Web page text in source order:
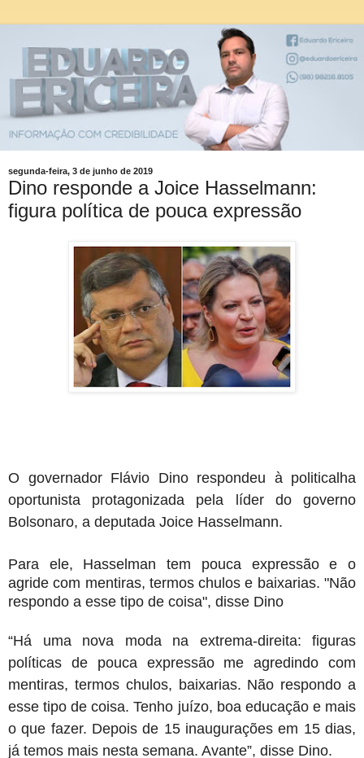
segunda-feira, 3 de junho de 2019
Dino responde a Joice Hasselmann:
figura política de pouca expressão
O governador Flávio Dino respondeu à politicalha
oportunista protagonizada pela líder do governo
Bolsonaro, a deputada Joice Hasselmann.
Para ele, Hasselman tem pouca expressão e o
agride com mentiras, termos chulos e baixarias. "Não
respondo a esse tipo de coisa", disse Dino
“Há uma nova moda na extrema-direita: figuras
políticas de pouca expressão me agredindo com
mentiras, termos chulos, baixarias. Não respondo a
esse tipo de coisa. Tenho juízo, boa educação e mais
o que fazer. Depois de 15 inaugurações em 15 dias,
já temos mais nesta semana. Avante”, disse Dino.